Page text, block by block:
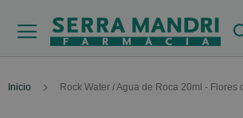
Inicio Rock Water / Agua de Roca 20ml - Flores